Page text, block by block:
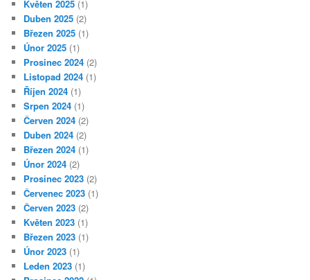
Květen 2025 (1)
Duben 2025 (2)
Březen 2025 (1)
Únor 2025 (1)
Prosinec 2024 (2)
Listopad 2024 (1)
Říjen 2024 (1)
Srpen 2024 (1)
Červen 2024 (2)
Duben 2024 (2)
Březen 2024 (1)
Únor 2024 (2)
Prosinec 2023 (2)
Červenec 2023 (1)
Červen 2023 (2)
Květen 2023 (1)
Březen 2023 (1)
Únor 2023 (1)
Leden 2023 (1)